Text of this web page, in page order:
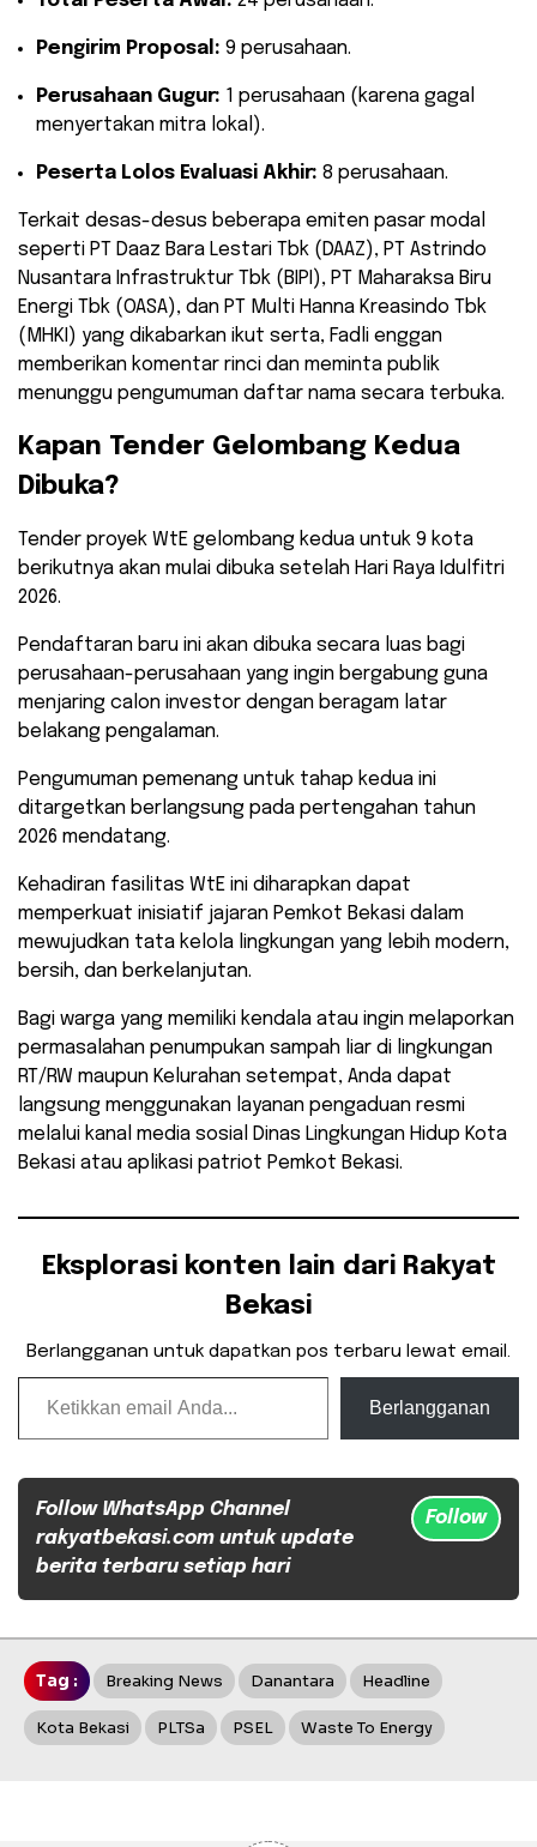
Pengirim Proposal: 9 perusahaan.
Perusahaan Gugur: 1 perusahaan (karena gagal
menyertakan mitra lokal).
Peserta Lolos Evaluasi Akhir: 8 perusahaan.
​Terkait desas-desus beberapa emiten pasar modal
seperti PT Daaz Bara Lestari Tbk (DAAZ), PT Astrindo
Nusantara Infrastruktur Tbk (BIPI), PT Maharaksa Biru
Energi Tbk (OASA), dan PT Multi Hanna Kreasindo Tbk
(MHKI) yang dikabarkan ikut serta, Fadli enggan
memberikan komentar rinci dan meminta publik
menunggu pengumuman daftar nama secara terbuka.
​Kapan Tender Gelombang Kedua
Dibuka?
​Tender proyek WtE gelombang kedua untuk 9 kota
berikutnya akan mulai dibuka setelah Hari Raya Idulfitri
2026.
Pendaftaran baru ini akan dibuka secara luas bagi
perusahaan-perusahaan yang ingin bergabung guna
menjaring calon investor dengan beragam latar
belakang pengalaman.
Pengumuman pemenang untuk tahap kedua ini
ditargetkan berlangsung pada pertengahan tahun
2026 mendatang.
​Kehadiran fasilitas WtE ini diharapkan dapat
memperkuat inisiatif jajaran Pemkot Bekasi dalam
mewujudkan tata kelola lingkungan yang lebih modern,
bersih, dan berkelanjutan.
​Bagi warga yang memiliki kendala atau ingin melaporkan
permasalahan penumpukan sampah liar di lingkungan
RT/RW maupun Kelurahan setempat, Anda dapat
langsung menggunakan layanan pengaduan resmi
melalui kanal media sosial Dinas Lingkungan Hidup Kota
Bekasi atau aplikasi patriot Pemkot Bekasi.
Eksplorasi konten lain dari Rakyat
Bekasi
Berlangganan untuk dapatkan pos terbaru lewat email.
Ketikkan email Anda...
Berlangganan
Follow WhatsApp Channel
rakyatbekasi.com untuk update
berita terbaru setiap hari
Follow
Tag : Breaking News Danantara Headline
Kota Bekasi PLTSa PSEL Waste To Energy